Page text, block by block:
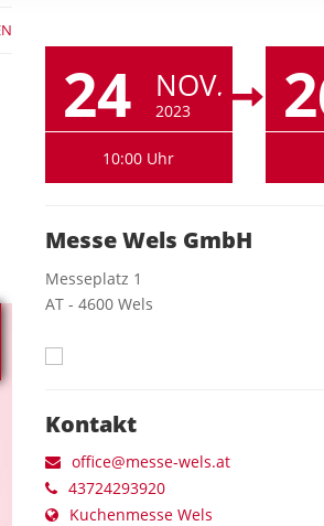
24 NOV.
2023
10:00 Uhr
Messe Wels GmbH
Messeplatz 1
AT - 4600 Wels
Kontakt
office@messe-wels.at
43724293920
Kuchenmesse Wels